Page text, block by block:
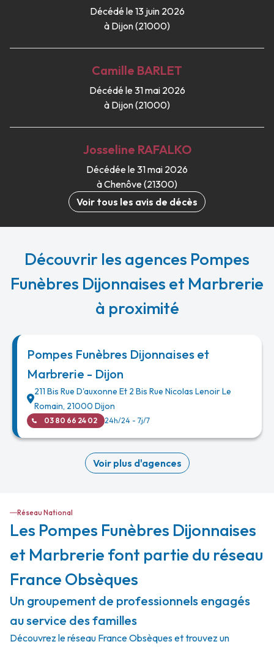
Décédé le 13 juin 2026
à Dijon (21000)
Camille BARLET
Décédé le 31 mai 2026
à Dijon (21000)
Josseline RAFALKO
Décédée le 31 mai 2026
à Chenôve (21300)
Voir tous les avis de décès
Découvrir les agences Pompes
Funèbres Dijonnaises et Marbrerie
à proximité
Pompes Funèbres Dijonnaises et
Marbrerie - Dijon
211 Bis Rue D'auxonne Et 2 Bis Rue Nicolas Lenoir Le
Romain, 21000 Dijon
03 80 66 24 02 24h/24 - 7j/7
Voir plus d'agences
Réseau National
Les Pompes Funèbres Dijonnaises
et Marbrerie font partie du réseau
France Obsèques
Un groupement de professionnels engagés
au service des familles
Découvrez le réseau France Obsèques et trouvez un